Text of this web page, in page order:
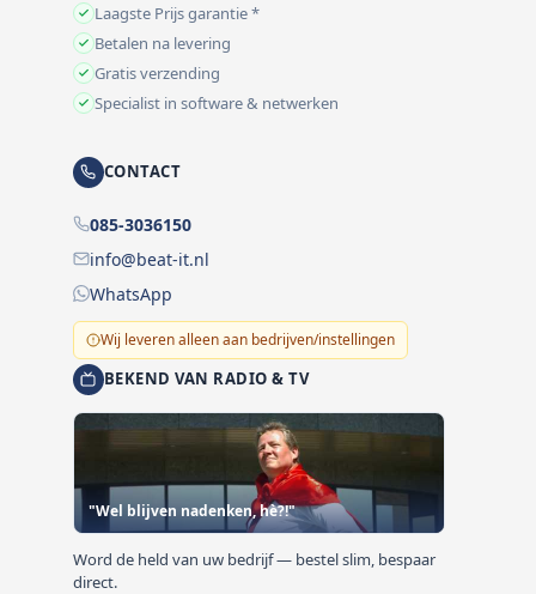
Laagste Prijs garantie *
Betalen na levering
Gratis verzending
Specialist in software & netwerken
CONTACT
085-3036150
info@beat-it.nl
WhatsApp
Wij leveren alleen aan bedrijven/instellingen
BEKEND VAN RADIO & TV
"Wel blijven nadenken, hè?!"
Word de held van uw bedrijf — bestel slim, bespaar
direct.